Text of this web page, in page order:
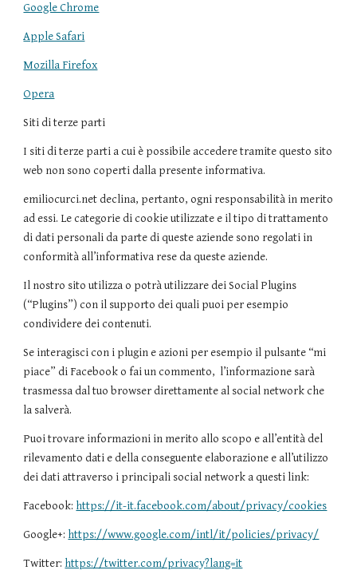
Google Chrome
Apple Safari
Mozilla Firefox
Opera
Siti di terze parti
I siti di terze parti a cui è possibile accedere tramite questo sito
web non sono coperti dalla presente informativa.
emiliocurci.net declina, pertanto, ogni responsabilità in merito
ad essi. Le categorie di cookie utilizzate e il tipo di trattamento
di dati personali da parte di queste aziende sono regolati in
conformità all’informativa rese da queste aziende.
Il nostro sito utilizza o potrà utilizzare dei Social Plugins
(“Plugins”) con il supporto dei quali puoi per esempio
condividere dei contenuti.
Se interagisci con i plugin e azioni per esempio il pulsante “mi
piace” di Facebook o fai un commento, l’informazione sarà
trasmessa dal tuo browser direttamente al social network che
la salverà.
Puoi trovare informazioni in merito allo scopo e all’entità del
rilevamento dati e della conseguente elaborazione e all’utilizzo
dei dati attraverso i principali social network a questi link:
Facebook: https://it-it.facebook.com/about/privacy/cookies
Google+: https://www.google.com/intl/it/policies/privacy/
Twitter: https://twitter.com/privacy?lang=it